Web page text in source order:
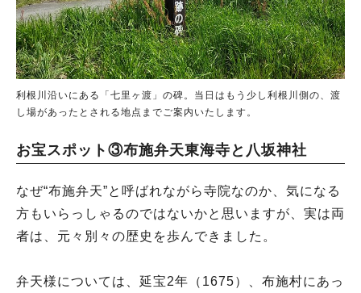
利根川沿いにある「七里ヶ渡」の碑。当日はもう少し利根川側の、渡
し場があったとされる地点までご案内いたします。
お宝スポット③布施弁天東海寺と八坂神社
なぜ“布施弁天”と呼ばれながら寺院なのか、気になる
方もいらっしゃるのではないかと思いますが、実は両
者は、元々別々の歴史を歩んできました。
弁天様については、延宝2年（1675）、布施村にあっ